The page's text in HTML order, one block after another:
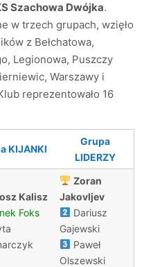
Szachowa Dwójka.
w trzech grupach, wzięło
z Bełchatowa,
Legionowa, Puszczy
Warszawy i
reprezentowało 16
KIJANKI
Grupa
LIDERZY
Kalisz
Foks
Zoran
Jakovljev
Dariusz
Gajewski
Paweł
Olszewski